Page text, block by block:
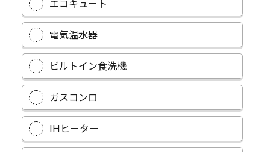
エコキュート
電気温水器
ビルトイン食洗機
ガスコンロ
IHヒーター